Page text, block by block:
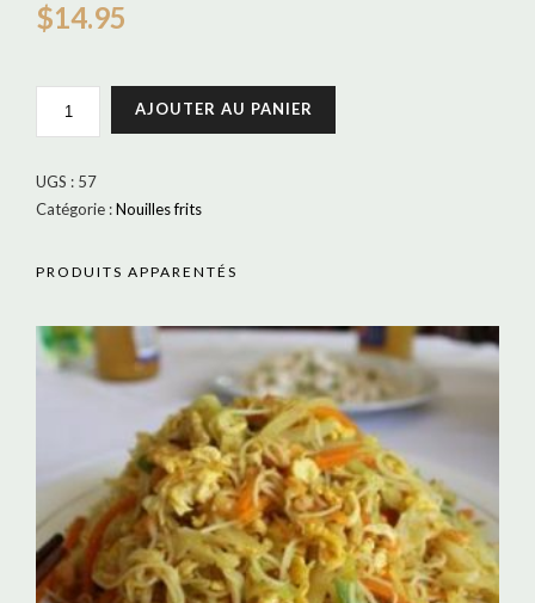
$14.95
MEIN
AU
BBQ
AJOUTER AU PANIER
UGS : 57
Catégorie :Nouilles frits
PRODUITS APPARENTÉS